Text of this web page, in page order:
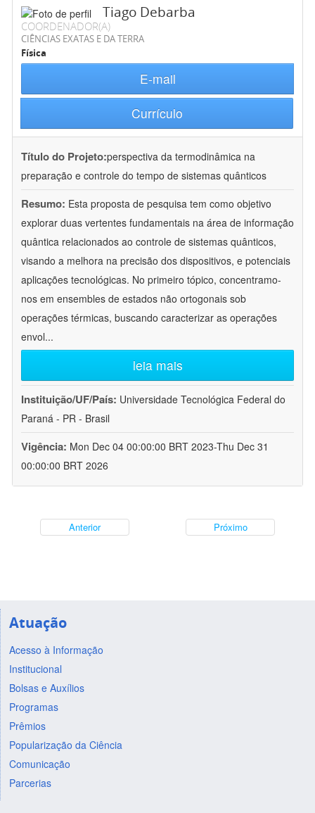
Tiago Debarba
COORDENADOR(A)
CIÊNCIAS EXATAS E DA TERRA
Física
E-mail
Currículo
Título do Projeto:perspectiva da termodinâmica na
preparação e controle do tempo de sistemas quânticos
Resumo: Esta proposta de pesquisa tem como objetivo
explorar duas vertentes fundamentais na área de informação
quântica relacionados ao controle de sistemas quânticos,
visando a melhora na precisão dos dispositivos, e potenciais
aplicações tecnológicas. No primeiro tópico, concentramo-
nos em ensembles de estados não ortogonais sob
operações térmicas, buscando caracterizar as operações
envol...
leia mais
Instituição/UF/País: Universidade Tecnológica Federal do
Paraná - PR - Brasil
Vigência: Mon Dec 04 00:00:00 BRT 2023-Thu Dec 31
00:00:00 BRT 2026
Anterior Próximo
Atuação
Acesso à Informação
Institucional
Bolsas e Auxílios
Programas
Prêmios
Popularização da Ciência
Comunicação
Parcerias